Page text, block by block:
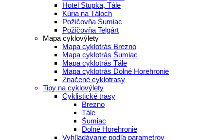
Hotel Stupka, Tále
Kúria na Táloch
Požičovňa Šumiac
Požičovňa Telgárt
Mapa cyklovýlety
Mapa cyklotrás Brezno
Mapa cyklotrás Šumiac
Mapa cyklotrás Tále
Mapa cyklotrás Dolné Horehronie
Značené cyklotrasy
Tipy na cyklovýlety
Cyklistické trasy
Brezno
Tále
Šumiac
Dolné Horehronie
Vyhľladávanie podľa parametrov